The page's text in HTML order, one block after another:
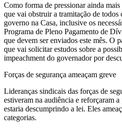
Como forma de pressionar ainda
que vai obstruir a tramitação de todos
governo na Casa, inclusive os
Programa de Pleno Pagamento de
que devem ser enviados este mês. O
que vai solicitar estudos sobre a
impeachment do governador por
Forças de segurança ameaçam greve
Lideranças sindicais das forças de
estiveram na audiência e reforçaram
estaria descumprindo a lei. Eles
categorias.